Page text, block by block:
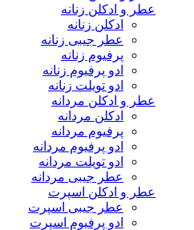
عطر و ادکلن زنانه
ادکلن زنانه
عطر جیبی زنانه
پرفیوم زنانه
ادو پرفیوم زنانه
ادو تویلت زنانه
عطر و ادکلن مردانه
ادکلن مردانه
پرفیوم مردانه
ادو پرفیوم مردانه
ادو تویلت مردانه
عطر جیبی مردانه
عطر و ادکلن اسپرت
عطر جیبی اسپرت
ادو پرفیوم اسپرت